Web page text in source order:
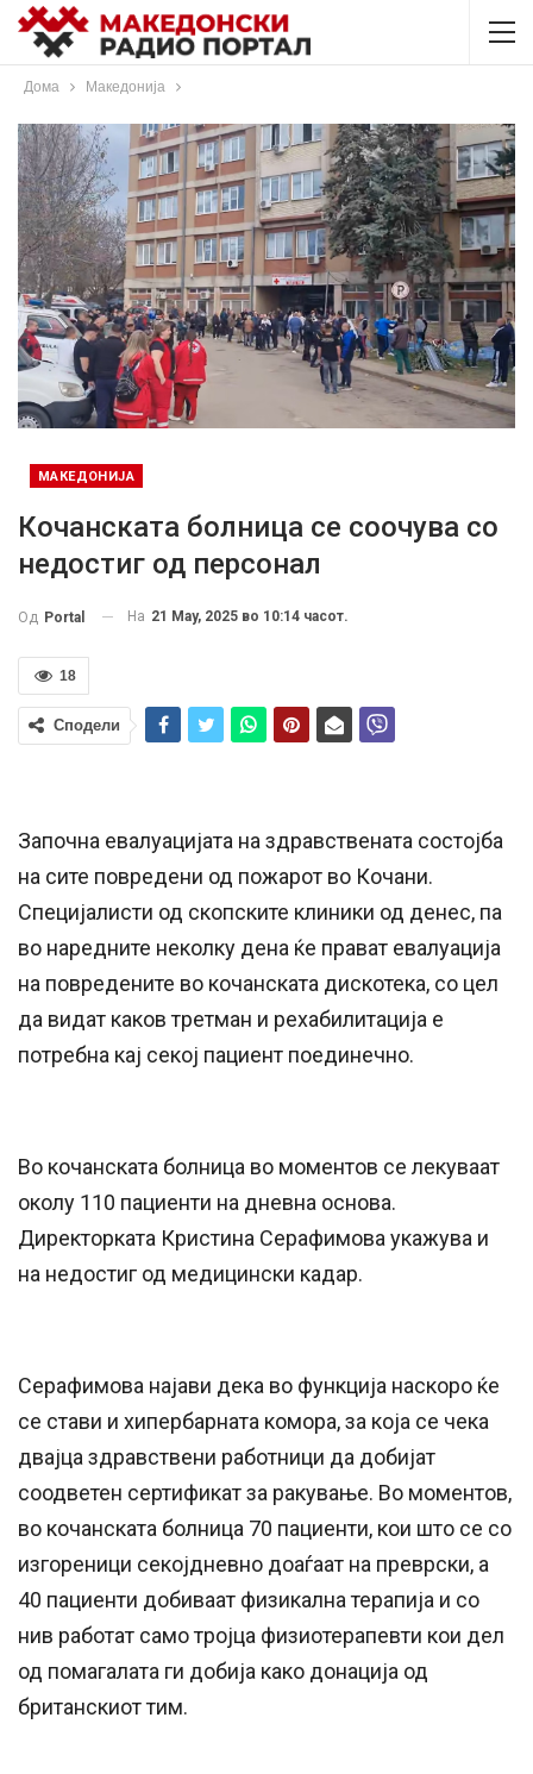
Дома Македонија
МАКЕДОНИЈА
Кочанската болница се соочува со
недостиг од персонал
Од Portal На 21 May, 2025 во 10:14 часот.
18
Сподели
Започна евалуацијата на здравствената состојба
на сите повредени од пожарот во Кочани.
Специјалисти од скопските клиники од денес, па
во наредните неколку дена ќе прават евалуација
на повредените во кочанската дискотека, со цел
да видат каков третман и рехабилитација е
потребна кај секој пациент поединечно.
Во кочанската болница во моментов се лекуваат
околу 110 пациенти на дневна основа.
Директорката Кристина Серафимова укажува и
на недостиг од медицински кадар.
Серафимова најави дека во функција наскоро ќе
се стави и хипербарната комора, за која се чека
двајца здравствени работници да добијат
соодветен сертификат за ракување. Во моментов,
во кочанската болница 70 пациенти, кои што се со
изгореници секојдневно доаѓаат на преврски, а
40 пациенти добиваат физикална терапија и со
нив работат само тројца физиотерапевти кои дел
од помагалата ги добија како донација од
британскиот тим.